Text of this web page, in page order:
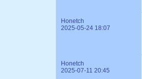
Honetch
2025-05-24 18:07
Honetch
2025-07-11 20:45